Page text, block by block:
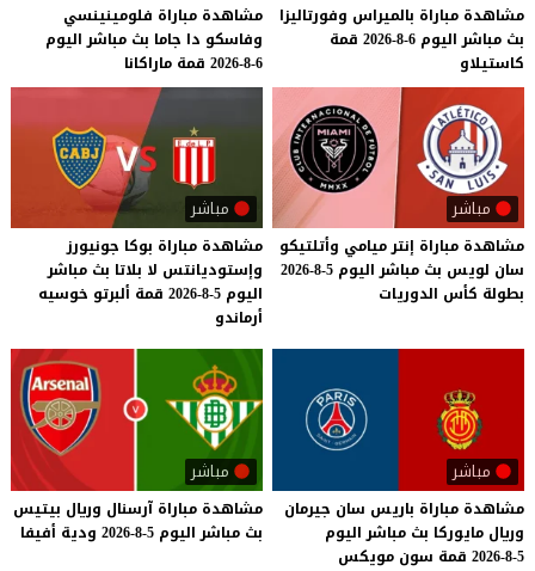
مشاهدة مباراة بالميراس وفورتاليزا
بث مباشر اليوم 6-8-2026
قمة
كاستيلاو
مشاهدة مباراة فلومينينسي
وفاسكو دا جاما بث مباشر اليوم
6-8-2026
قمة ماراكانا
مباشر
مشاهدة مباراة إنترميامي وأتلتيكو
سان لويس بث مباشر اليوم 5-8-2026
بطولة كأس الدوريات
مباشر
مشاهدة مباراة بوكا جونيورز
وإستوديانتس لا بلاتا بث مباشر
اليوم 5-8-2026 قمة ألبرتو خوسيه
أرماندو
مباشر
مشاهدة مباراة باريس سان جيرمان
وريال مايوركا بث مباشر اليوم
5-8-2026
قمة سون مويكس
مباشر
مشاهدة مباراة آرسنال وريال بيتيس
بث مباشر اليوم 5-8-2026 ودية أفيفا